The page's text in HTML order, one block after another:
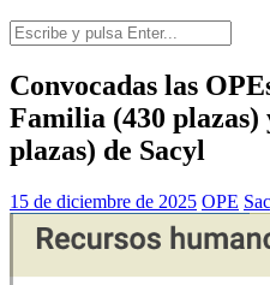
Convocadas las
Familia (430
plazas) de Sacyl
15 de diciembre de 2025 OPE